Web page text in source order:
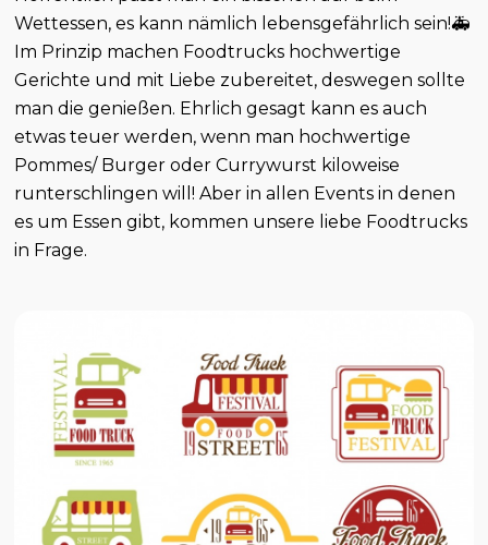
Wettessen, es kann nämlich lebensgefährlich sein!🚑
Im Prinzip machen Foodtrucks hochwertige
Gerichte und mit Liebe zubereitet, deswegen sollte
man die genießen. Ehrlich gesagt kann es auch
etwas teuer werden, wenn man hochwertige
Pommes/ Burger oder Currywurst kiloweise
runterschlingen will! Aber in allen Events in denen
es um Essen gibt, kommen unsere liebe Foodtrucks
in Frage.